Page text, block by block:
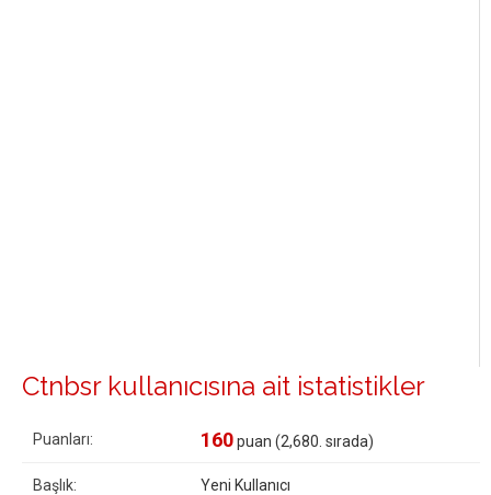
Ctnbsr kullanıcısına ait istatistikler
Puanları: 160puan (2,680 . sırada)
Başlık: Yeni Kullanıcı